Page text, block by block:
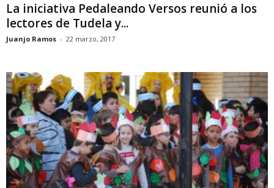
La iniciativa Pedaleando Versos reunió a los
lectores de Tudela y...
Juanjo Ramos - 22 marzo, 2017